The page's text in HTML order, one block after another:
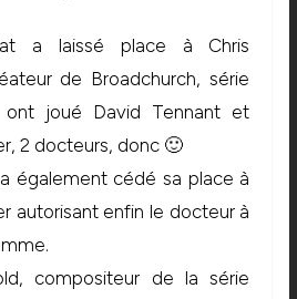
a laissé place à Chris
de Broadchurch, série
ont joué David Tennant et
2 docteurs, donc 🙂
également cédé sa place à
autorisant enfin le docteur à
compositeur de la série